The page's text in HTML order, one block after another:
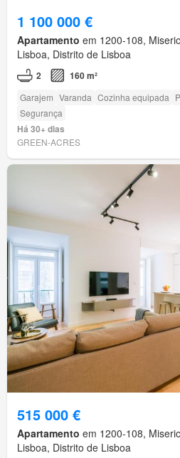
1 100 000 €
Apartamento em 1200-108,
Lisboa, Distrito de Lisboa
2 160 m²
Garajem Varanda Cozinha equipada
Segurança
Há 30+ dias
GREEN-ACRES
515 000 €
Apartamento em 1200-108,
Lisboa, Distrito de Lisboa